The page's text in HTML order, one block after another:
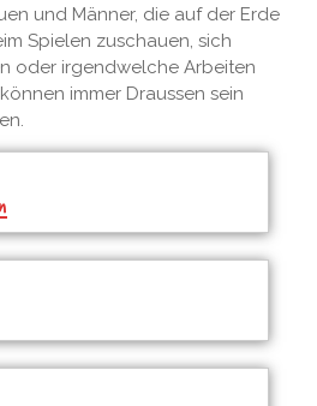
und Männer, die auf der Erde
Spielen zuschauen, sich
oder irgendwelche Arbeiten
immer Draussen sein